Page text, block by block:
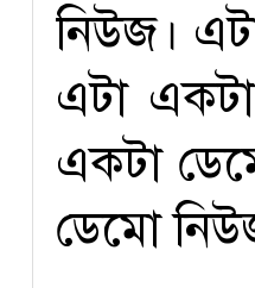
নিউজ।
এটা
একটা
ডেমো